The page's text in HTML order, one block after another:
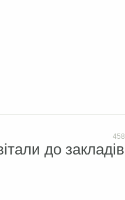
458
до закладів